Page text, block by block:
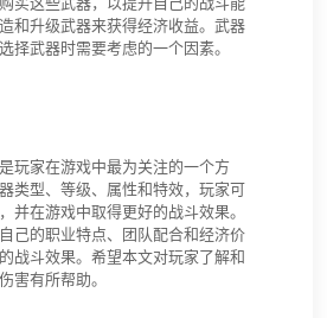
和升级武器来获得经济收益。武器
择武器时需要考虑的一个因素。
玩家在游戏中最为关注的一个方
类型、等级、属性和特效，玩家可
并在游戏中取得更好的战斗效果。
己的职业特点、团队配合和经济价
战斗效果。希望本文对玩家了解和
害有所帮助。